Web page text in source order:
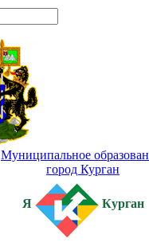
Муниципальное
город Курган
Я Курган